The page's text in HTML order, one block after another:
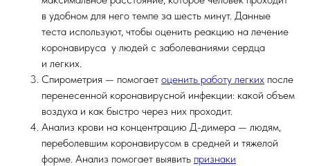
в удобном для него темпе за шесть минут. Данные
теста используют, чтобы оценить реакцию на лечение
коронавируса у людей с заболеваниями сердца
и легких.
Спирометрия — помогает оценить работу легких после
перенесенной коронавирусной инфекции: какой объем
воздуха и как быстро через них проходит.
Анализ крови на концентрацию Д-димера — людям,
переболевшим коронавирусом в средней и тяжелой
форме. Анализ помогает выявить признаки